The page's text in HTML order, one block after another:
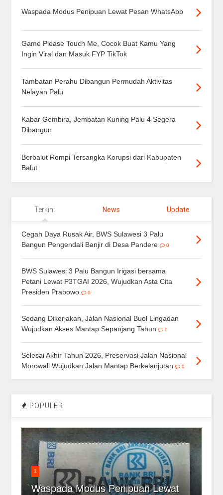
Waspada Modus Penipuan Lewat Pesan WhatsApp
Game Please Touch Me, Cocok Buat Kamu Yang
Ingin Viral dan Masuk FYP TikTok
Tambatan Perahu Dibangun Permudah Aktivitas
Nelayan Palu
Kabar Gembira, Jembatan Kuning Palu 4 Segera
Dibangun
Berbalut Rompi Tersangka Korupsi dari Kabupaten
Balut
Terkini News Update
Cegah Daya Rusak Air, BWS Sulawesi 3 Palu
Bangun Pengendali Banjir di Desa Pandere
0
BWS Sulawesi 3 Palu Bangun Irigasi bersama
Petani Lewat P3TGAI 2026, Wujudkan Asta Cita
Presiden Prabowo
0
Sedang Dikerjakan, Jalan Nasional Buol Lingadan
Wujudkan Akses Mantap Sepanjang Tahun
0
Selesai Akhir Tahun 2026, Preservasi Jalan Nasional
Morowali Wujudkan Jalan Mantap Berkelanjutan
0
POPULER
1
Waspada Modus Penipuan Lewat